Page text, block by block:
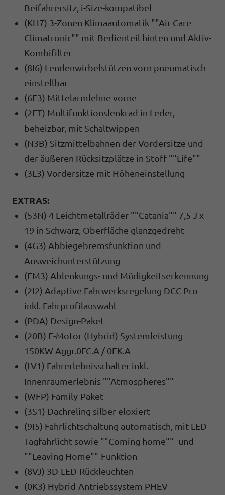
Beifahrersitz, i-Size-kompatibel
(KH7) 3-Zonen Klimaautomatik ""Air Care
Climatronic"" mit Bedienteil hinten und Aktiv-
Kombifilter
(8I6) Lendenwirbelstützen vorn pneumatisch
einstellbar
(6E3) Mittelarmlehne vorne
(2FT) Multifunktionslenkrad in Leder,
beheizbar, mit Schaltwippen
(N3B) Sitzmittelbahnen der Vordersitze und
der äußeren Rücksitzplätze in Stoff ""Life""
(3L3) Vordersitze mit Höheneinstellung
EXTRAS:
(53N) 4 Leichtmetallräder ""Catania"" 7,5 J x
19 in Schwarz, Oberfläche glanzgedreht
(4G3) Abbiegebremsfunktion und
Ausweichunterstützung
(EM3) Ablenkungs- und Müdigkeitserkennung
(2I2) Adaptive Fahrwerksregelung DCC Pro
inkl. Fahrprofilauswahl
(PDA) Design-Paket
(20B) E-Motor (Hybrid) Systemleistung
150KW Aggr.0EC.A / 0EK.A
(LV1) Fahrerlebnisschalter inkl.
Innenraumerlebnis ""Atmospheres""
(WFP) Family-Paket
(3S1) Dachreling silber eloxiert
(9I5) Fahrlichtschaltung automatisch, mit LED-
Tagfahrlicht sowie ""Coming home""- und
""Leaving Home""-Funktion
(8VJ) 3D-LED-Rückleuchten
(0K3) Hybrid-Antriebssystem PHEV